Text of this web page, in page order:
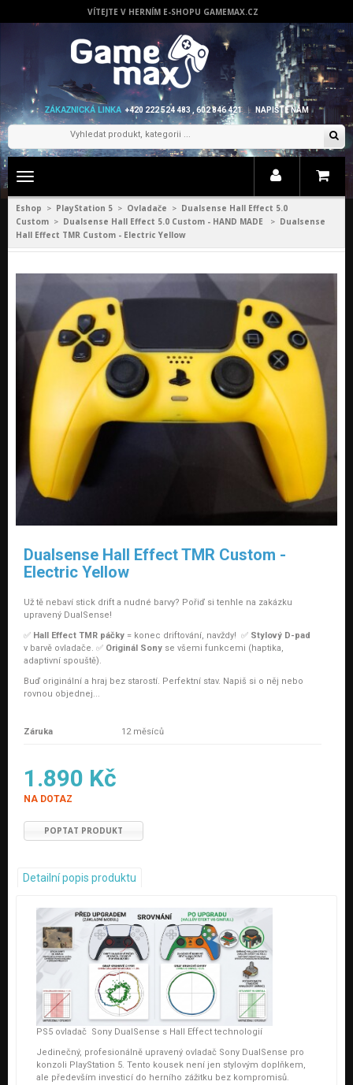
VÍTEJTE V HERNÍM E-SHOPU GAMEMAX.CZ
ZÁKAZNICKÁ LINKA +420 222 524 483 , 602 846 421 NAPIŠTE NÁM
Zobrazit
Eshop > PlayStation 5 > Ovladače > Dualsense Hall Effect 5.0
Custom > Dualsense Hall Effect 5.0 Custom - HAND MADE > Dualsense
Hall Effect TMR Custom - Electric Yellow
Dualsense Hall Effect TMR Custom -
Electric Yellow
Už tě nebaví stick drift a nudné barvy? Pořiď si tenhle na zakázku
upravený DualSense!
✅ Hall Effect TMR páčky = konec driftování, navždy! ✅ Stylový D-pad
v barvě ovladače. ✅ Originál Sony se všemi funkcemi (haptika,
adaptivní spouště).
Buď originální a hraj bez starostí. Perfektní stav. Napiš si o něj nebo
rovnou objednej...
Záruka 12 měsíců
1.890 Kč
NA DOTAZ
POPTAT PRODUKT
Detailní popis produktu
PS5 ovladač Sony DualSense s Hall Effect technologií
Jedinečný, profesionálně upravený ovladač Sony DualSense pro
konzoli PlayStation 5. Tento kousek není jen stylovým doplňkem,
ale především investicí do herního zážitku bez kompromisů.